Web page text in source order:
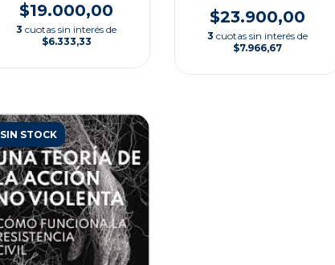
$19.000,00
3 cuotas sin interés de
$6.333,33
$23.900,00
3 cuotas sin interés de
$7.966,67
SIN STOCK